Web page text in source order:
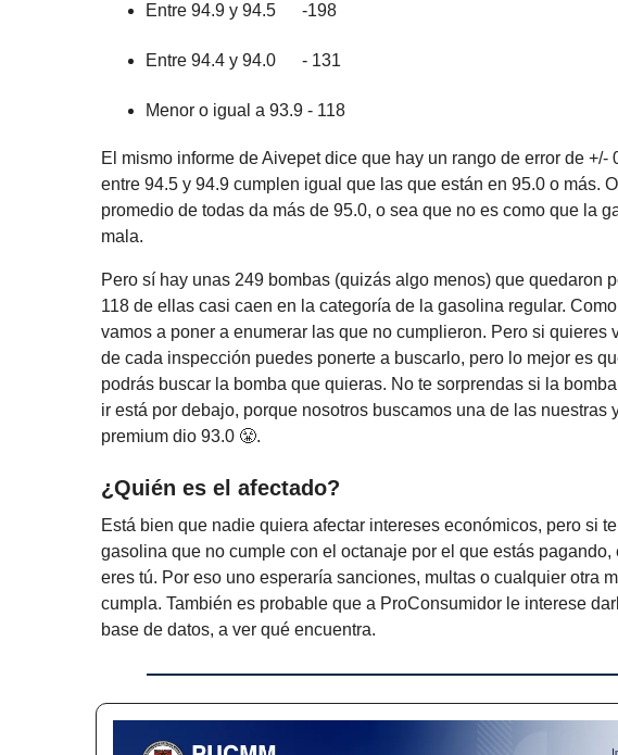
Entre 94.9 y 94.5 -198
Entre 94.4 y 94.0 - 131
Menor o igual a 93.9 - 118
El mismo informe de Aivepet dice que hay un rango de error de +/-
entre 94.5 y 94.9 cumplen igual que las que están en 95.0 o más.
promedio de todas da más de 95.0, o sea que no es como que la
mala.
Pero sí hay unas 249 bombas (quizás algo menos) que quedaron
118 de ellas casi caen en la categoría de la gasolina regular.
vamos a poner a enumerar las que no cumplieron. Pero si quieres
de cada inspección puedes ponerte a buscarlo, pero lo mejor es
podrás buscar la bomba que quieras. No te sorprendas si la
ir está por debajo, porque nosotros buscamos una de las nuestras
premium dio 93.0 😤.
¿Quién es el afectado?
Está bien que nadie quiera afectar intereses económicos, pero si
gasolina que no cumple con el octanaje por el que estás pagando,
eres tú. Por eso uno esperaría sanciones, multas o cualquier otra
cumpla. También es probable que a ProConsumidor le interese
base de datos, a ver qué encuentra.